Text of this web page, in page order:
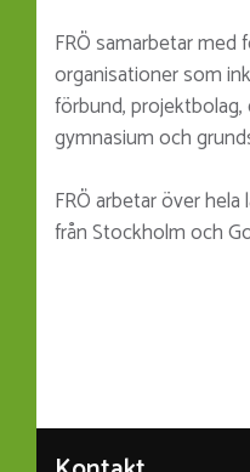
FRÖ samarbetar
organisationer som
förbund,
gym­nasium och
FRÖ arbetar över
från Stockholm och